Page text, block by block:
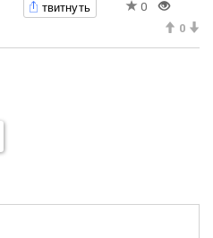
твитнуть
0
0